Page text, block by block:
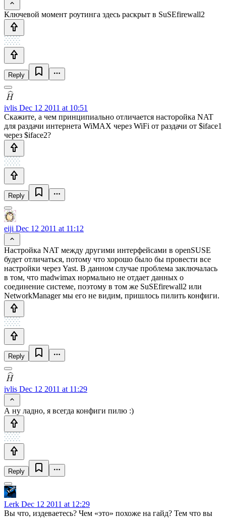
Ключевой момент роутинга здесь раскрыт в SuSEfirewall2
Reply
ivlis Dec 12 2011 at 10:51
Скажите, а чем принципиально отличается насторойка NAT
для раздачи интернета WiMAX через WiFi от раздачи от $iface1
через $iface2?
Reply
eiji Dec 12 2011 at 11:12
Настройка NAT между другими интерфейсами в openSUSE
будет отличаться, потому что хорошо было бы провести все
настройки через Yast. В данном случае проблема заключалась
в том, что madwimax нормально не отдает данных о
соединение системе, поэтому в том же SuSEfirewall2 или
NetworkManager мы его не видим, пришлось пилить конфиги.
Reply
ivlis Dec 12 2011 at 11:29
А ну ладно, я всегда конфиги пилю :)
Reply
Lerk Dec 12 2011 at 12:29
Вы что, издеваетесь? Чем «это» похоже на гайд? Тем что вы